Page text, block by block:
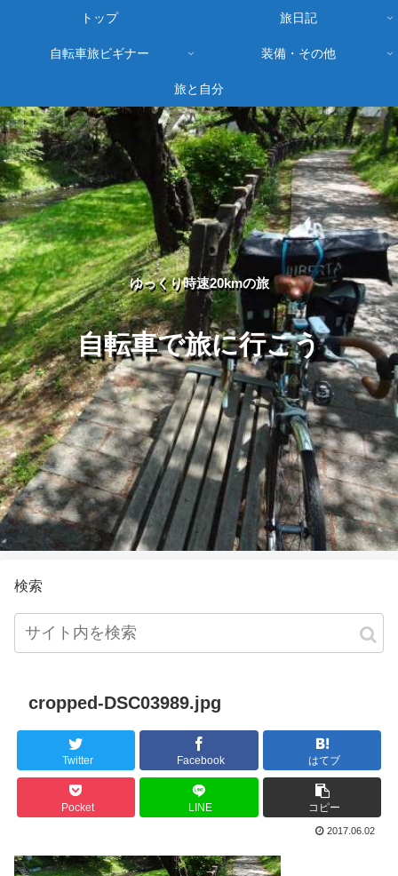
ゆっくり時速20kmの旅
自転車で旅に行こう
トップ 旅日記
自転車旅ビギナー 装備・その他
旅と自分
検索
cropped-DSC03989.jpg
Twitter Facebook はてブ
Pocket LINE コピー
2017.06.02